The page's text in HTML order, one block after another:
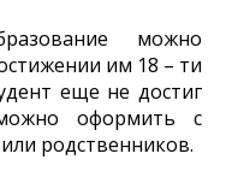
можно
им 18 – ти
еще не достиг
оформить с
родственников.